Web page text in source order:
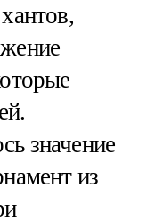
значение
из